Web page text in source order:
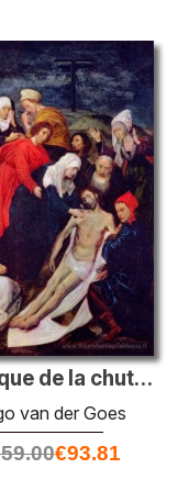
Diptyque de la chute de l'homme et de la rédemption (lamentation
van der Goes
€93.81